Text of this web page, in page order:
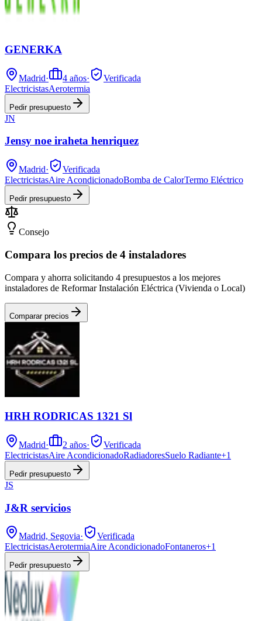
GENERKA
Madrid· 4 años·
Verificada
ElectricistasAerotermia
Pedir presupuesto
JN
Jensy noe iraheta henriquez
Madrid·
Verificada
ElectricistasAire AcondicionadoBomba de CalorTermo Eléctrico
Pedir presupuesto
Consejo
Compara los precios de 4 instaladores
Compara y ahorra solicitando 4 presupuestos a los mejores
instaladores de Reformar Instalación Eléctrica (Vivienda o Local)
Comparar precios
HRH RODRICAS 1321 Sl
Madrid· 2 años·
Verificada
ElectricistasAire AcondicionadoRadiadoresSuelo Radiante+1
Pedir presupuesto
JS
J&R servicios
Madrid, Segovia·
Verificada
ElectricistasAerotermiaAire AcondicionadoFontaneros+1
Pedir presupuesto